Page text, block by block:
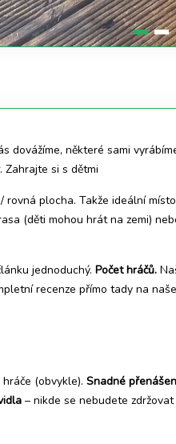
dovážíme, některé sami
. Zahrajte si s dětmi
plocha. Takže ideální
(děti mohou hrát na zemi)
jednoduchý. Počet hráčů.
recenze přímo tady na
(obvykle). Snadné
– nikde se nebudete